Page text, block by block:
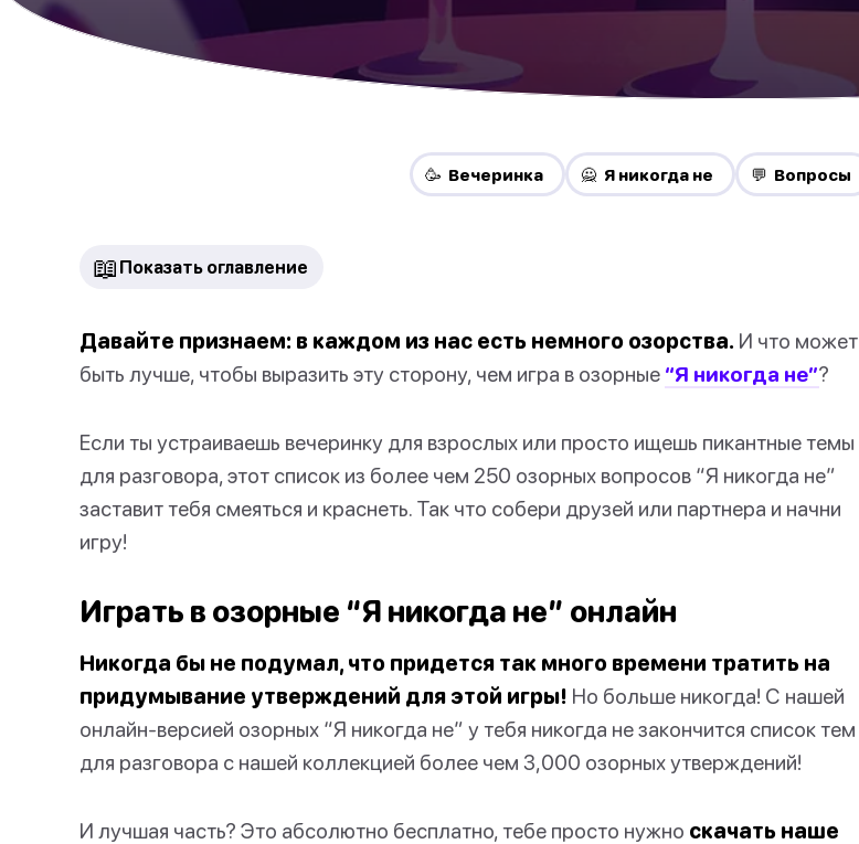
🥳 Вечеринка 🙅 Я никогда не 💬 Вопросы
📖 Показать оглавление
Давайте признаем: в каждом из нас есть немного озорства. И что может
быть лучше, чтобы выразить эту сторону, чем игра в озорные “Я никогда не”?
Если ты устраиваешь вечеринку для взрослых или просто ищешь пикантные темы
для разговора, этот список из более чем 250 озорных вопросов “Я никогда не”
заставит тебя смеяться и краснеть. Так что собери друзей или партнера и начни
игру!
Играть в озорные “Я никогда не” онлайн
Никогда бы не подумал, что придется так много времени тратить на
придумывание утверждений для этой игры! Но больше никогда! С нашей
онлайн-версией озорных “Я никогда не” у тебя никогда не закончится список тем
для разговора с нашей коллекцией более чем 3,000 озорных утверждений!
И лучшая часть? Это абсолютно бесплатно, тебе просто нужно скачать наше